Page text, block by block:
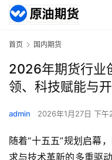
首页 国内期货
2026年期货行业
领、科技赋能与
admin 2026年1月27日 下午
随着“十五五”规划启幕
求与技术革新的多重驱